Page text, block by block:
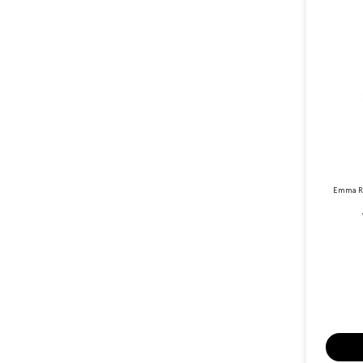
Emma